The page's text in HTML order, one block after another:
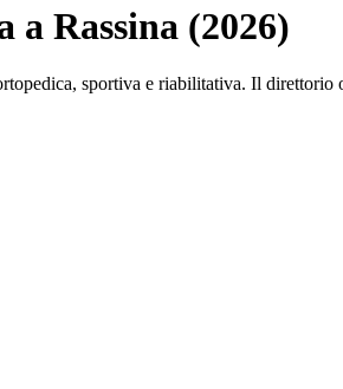
Rassina (2026)
sportiva e riabilitativa. Il